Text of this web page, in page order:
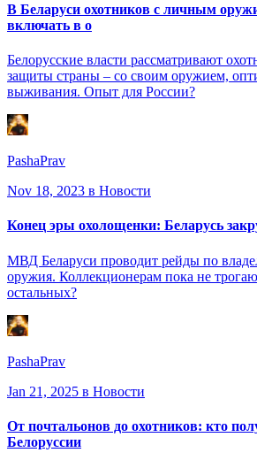
В Беларуси охотников с личным
включать в о
Белорусские власти рассматривают
защиты страны – со своим оружием,
выживания. Опыт для России?
PashaPrav
Nov 18, 2023 в Новости
Конец эры охолощенки: Беларусь
МВД Беларуси проводит рейды по
оружия. Коллекционерам пока не
остальных?
PashaPrav
Jan 21, 2025 в Новости
От почтальонов до охотников: кто
Белоруссии